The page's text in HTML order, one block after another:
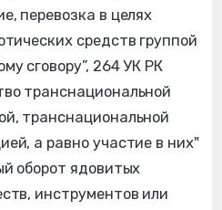
перевозка в целях
средств группой
сговору”, 264 УК РК
транснациональной
транснациональной
а равно участие в них"
оборот ядовитых
инструментов или